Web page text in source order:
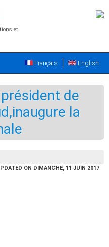
et
English
Français
de
la
ON DIMANCHE, 11 JUIN 2017